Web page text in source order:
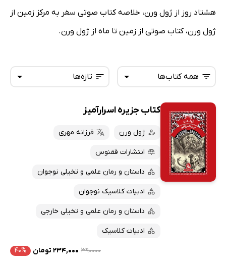
هشتاد روز از ژول ورن، خلاصه کتاب صوتی سفر به مرکز زمین از
ژول ورن، کتاب صوتی از زمین تا ماه از ژول ورن.
تازه‌ها
تازه‌ها
داغ‌ترین‌ها
پرفروش‌ها
پربحث‌ها
ارزان ترین‌ها
همه کتاب‌ها
همه کتاب‌ها
کتاب‌های صوتی
کتاب‌های متنی
کتاب جزیره اسرارآمیز
ژول ورن فرزانه مهری
انتشارات ققنوس
داستان و رمان علمی و تخیلی نوجوان
ادبیات کلاسیک نوجوان
داستان و رمان علمی و تخیلی خارجی
ادبیات کلاسیک
۳۹۰۰۰۰ ۲۳۴,۰۰۰ تومان ۴۰%